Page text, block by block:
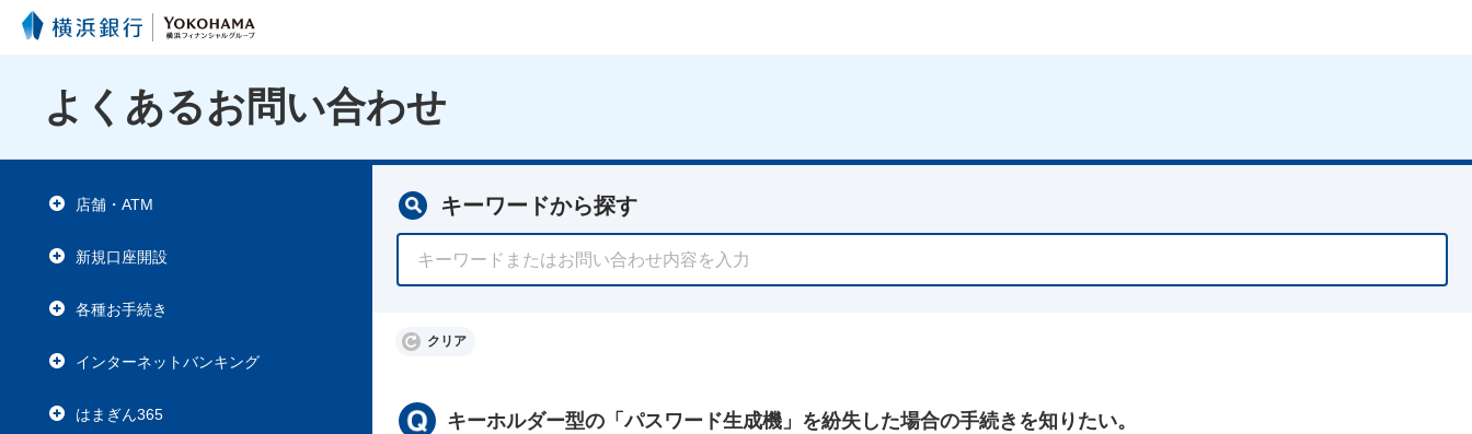
よくあるお問い合わせ
店舗・ATM
新規口座開設
各種お手続き
インターネットバンキング
はまぎん365
キーワードから探す
クリア
キーホルダー型の「パスワード生成機」を紛失した場合の手続きを知りたい。